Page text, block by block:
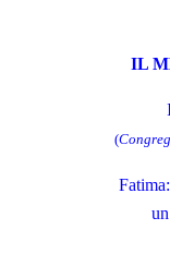
IL
(